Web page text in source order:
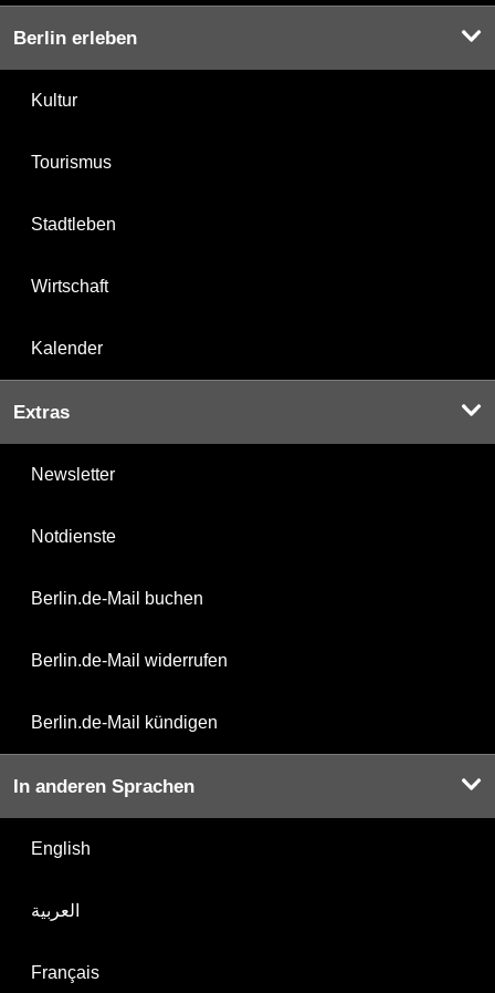
Berlin erleben
Kultur
Tourismus
Stadtleben
Wirtschaft
Kalender
Extras
Newsletter
Notdienste
Berlin.de-Mail buchen
Berlin.de-Mail widerrufen
Berlin.de-Mail kündigen
In anderen Sprachen
English
العربية
Français